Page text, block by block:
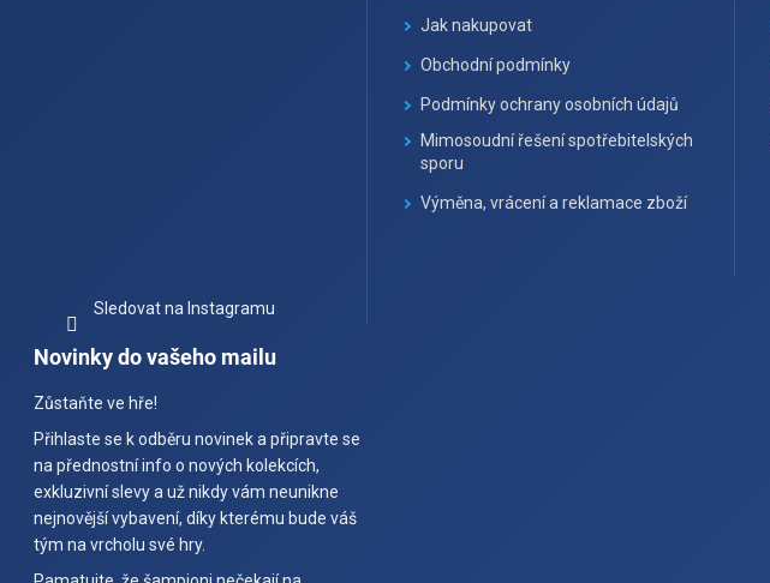
Sledovat na Instagramu
Jak nakupovat
Obchodní podmínky
Podmínky ochrany osobních údajů
Mimosoudní řešení spotřebitelských
sporu
Výměna, vrácení a reklamace zboží
Novinky do vašeho mailu
Zůstaňte ve hře!
Přihlaste se k odběru novinek a připravte se
na přednostní info o nových kolekcích,
exkluzivní slevy a už nikdy vám neunikne
nejnovější vybavení, díky kterému bude váš
tým na vrcholu své hry.